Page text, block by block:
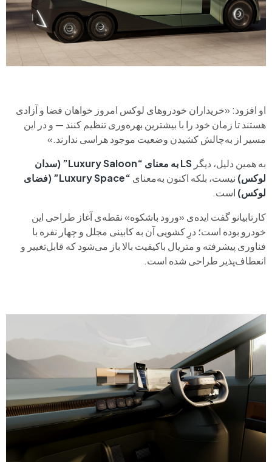
او افزود: «خریداران خودروهای لوکس امروز خواهان فضا و آزادی
هستند تا زمان خود را با بیشترین بهره‌وری تنظیم کنند — و در این
مسیر از به‌چالش کشیدن وضعیت موجود هراسی ندارند.»
به همین دلیل، دیگر
LS به معنای “Luxury Saloon” (سدان
لوکس) نیست، بلکه اکنون به‌معنای
“Luxury Space” (فضای
لوکس) است.
کارتابیانو گفت ایده‌ی «ورود باشکوه» نقطه‌ی آغاز طراحی این
خودرو بوده است؛ درِ کشویی آن به کابینی مجلل و چهار نفره با
فناوری پیشرفته و متریال باکیفیت بالا باز می‌شود که قابل‌تغییر و
انعطاف‌پذیر طراحی شده است.